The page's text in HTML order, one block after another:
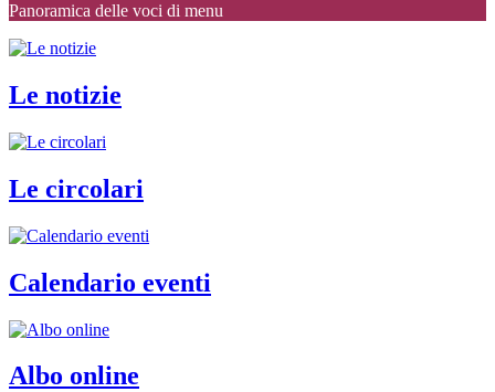
Panoramica delle voci di menu
Le notizie
Le circolari
Calendario eventi
Albo online